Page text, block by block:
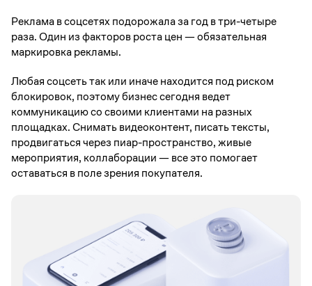
Реклама в соцсетях подорожала за год в три-четыре
раза. Один из факторов роста цен — обязательная
маркировка рекламы.
Любая соцсеть так или иначе находится под риском
блокировок, поэтому бизнес сегодня ведет
коммуникацию со своими клиентами на разных
площадках. Снимать видеоконтент, писать тексты,
продвигаться через пиар-пространство, живые
мероприятия, коллаборации — все это помогает
оставаться в поле зрения покупателя.